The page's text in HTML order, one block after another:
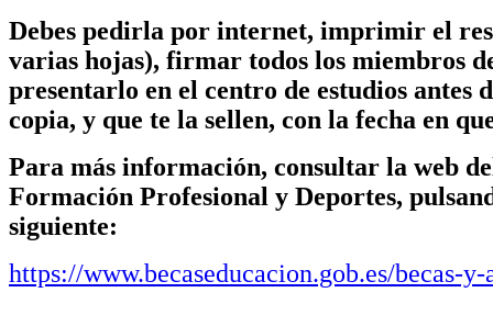
Debes pedirla por internet, imprimir el
varias hojas), firmar todos los miembros
presentarlo en el centro de estudios antes
copia, y que te la sellen, con la fecha en
Para más información, consultar la web
Formación Profesional y Deportes,
siguiente:
https://www.becaseducacion.gob.es/becas-